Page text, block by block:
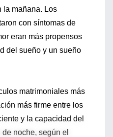
la mañana. Los
con síntomas de
eran más propensos
del sueño y un sueño
matrimoniales más
más firme entre los
y la capacidad del
noche, según el